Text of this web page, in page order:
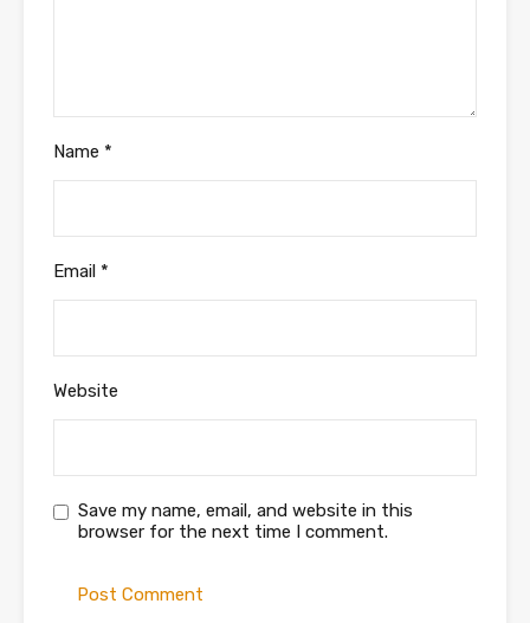
Name *
Email *
Website
Save my name, email, and website in this
browser for the next time I comment.